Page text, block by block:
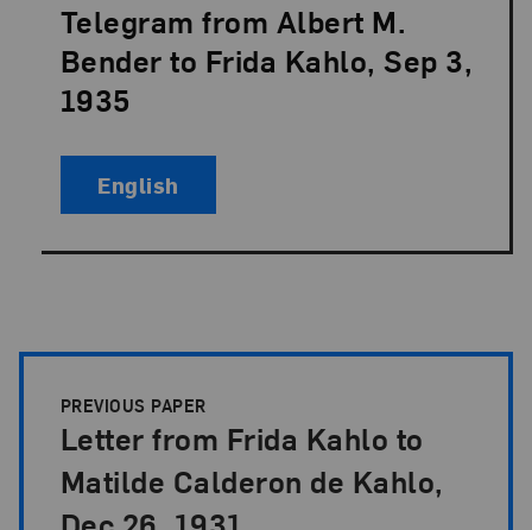
Telegram from Albert M.
Bender to Frida Kahlo, Sep 3,
1935
Language:
English
PREVIOUS PAPER
Letter from Frida Kahlo to
Matilde Calderon de Kahlo,